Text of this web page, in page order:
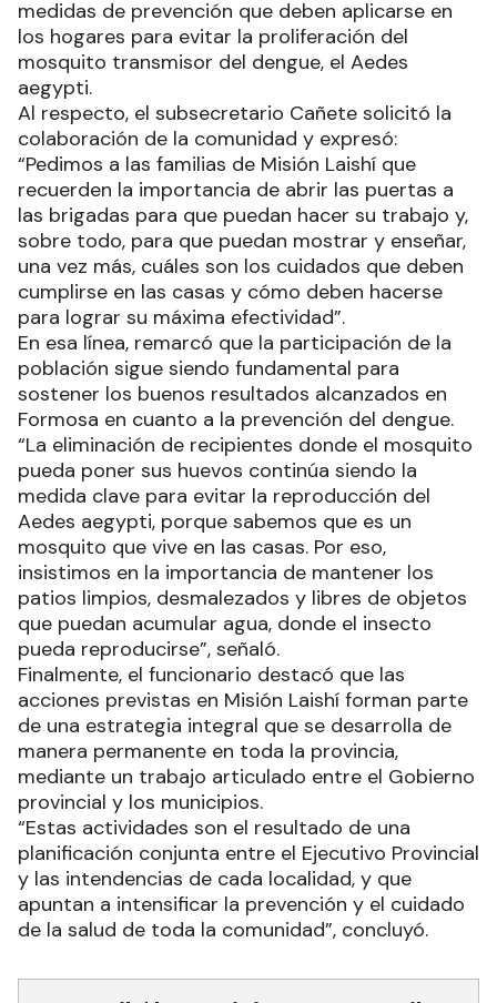
medidas de prevención que deben aplicarse en
los hogares para evitar la proliferación del
mosquito transmisor del dengue, el Aedes
aegypti.
Al respecto, el subsecretario Cañete solicitó la
colaboración de la comunidad y expresó:
“Pedimos a las familias de Misión Laishí que
recuerden la importancia de abrir las puertas a
las brigadas para que puedan hacer su trabajo y,
sobre todo, para que puedan mostrar y enseñar,
una vez más, cuáles son los cuidados que deben
cumplirse en las casas y cómo deben hacerse
para lograr su máxima efectividad”.
En esa línea, remarcó que la participación de la
población sigue siendo fundamental para
sostener los buenos resultados alcanzados en
Formosa en cuanto a la prevención del dengue.
“La eliminación de recipientes donde el mosquito
pueda poner sus huevos continúa siendo la
medida clave para evitar la reproducción del
Aedes aegypti, porque sabemos que es un
mosquito que vive en las casas. Por eso,
insistimos en la importancia de mantener los
patios limpios, desmalezados y libres de objetos
que puedan acumular agua, donde el insecto
pueda reproducirse”, señaló.
Finalmente, el funcionario destacó que las
acciones previstas en Misión Laishí forman parte
de una estrategia integral que se desarrolla de
manera permanente en toda la provincia,
mediante un trabajo articulado entre el Gobierno
provincial y los municipios.
“Estas actividades son el resultado de una
planificación conjunta entre el Ejecutivo Provincial
y las intendencias de cada localidad, y que
apuntan a intensificar la prevención y el cuidado
de la salud de toda la comunidad”, concluyó.